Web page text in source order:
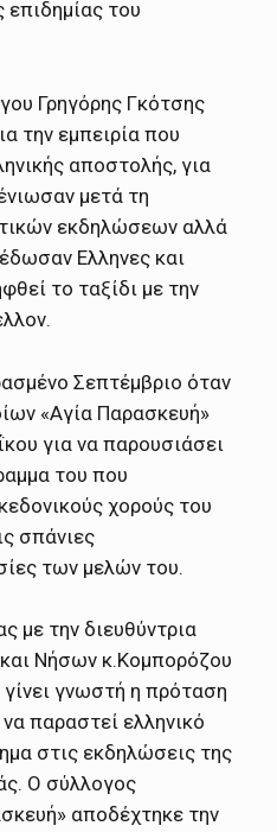
του
Γρηγόρης Γκότσης
την εμπειρία που
αποστολής, για
μετά τη
εκδηλώσεων αλλά
Ελληνες και
το ταξίδι με την
Σεπτέμβριο όταν
«Αγία Παρασκευή»
για να παρουσιάσει
του που
χορούς του
σπάνιες
των μελών του.
με την διευθύντρια
και Νήσων κ.Κομπορόζου
γνωστή η πρόταση
παραστεί ελληνικό
στις εκδηλώσεις της
Ο σύλλογος
αποδέχτηκε την